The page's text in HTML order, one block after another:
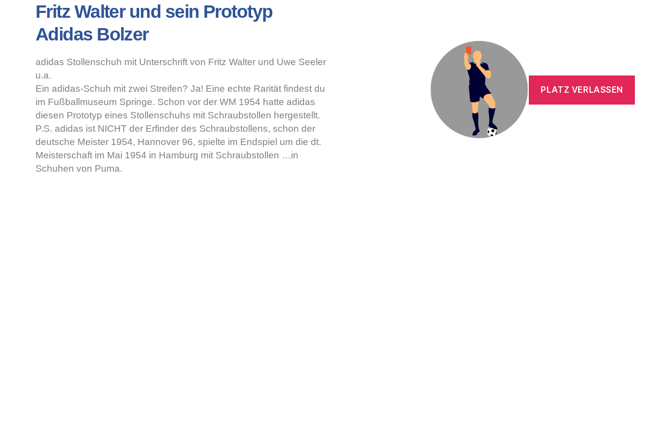
Fritz Walter und sein Prototyp
Adidas Bolzer
adidas Stollenschuh mit Unterschrift von Fritz Walter und Uwe Seeler
u.a.
Ein adidas-Schuh mit zwei Streifen? Ja! Eine echte Rarität findest du
im Fußballmuseum Springe. Schon vor der WM 1954 hatte adidas
diesen Prototyp eines Stollenschuhs mit Schraubstollen hergestellt.
P.S. adidas ist NICHT der Erfinder des Schraubstollens, schon der
deutsche Meister 1954, Hannover 96, spielte im Endspiel um die dt.
Meisterschaft im Mai 1954 in Hamburg mit Schraubstollen …in
Schuhen von Puma.